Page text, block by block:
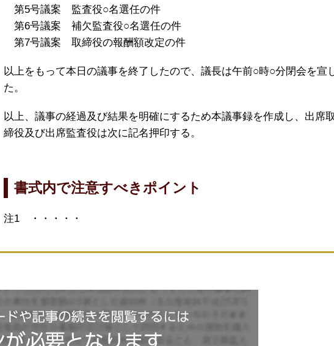
第5号議案 監査役○名選任の件
第6号議案 補欠監査役○名選任の件
第7号議案 取締役の報酬額改定の件
以上をもって本日の議事を終了したので、議長は午前○時○分閉会を宣
た。
以上、議事の経過及び結果を明確にするため本議事録を作成し、出席
締役及び出席監査役は次に記名押印する。
書式内で注意すべきポイント
注1 ・・・・・